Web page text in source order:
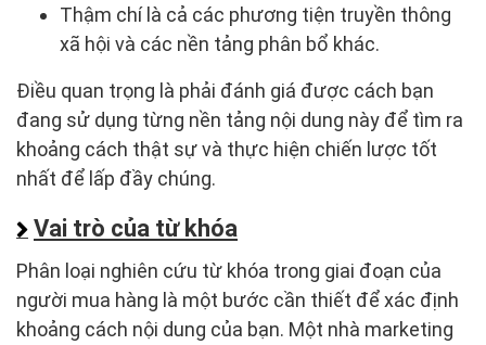
Thậm chí là cả các phương tiện truyền thông
xã hội và các nền tảng phân bổ khác.
Điều quan trọng là phải đánh giá được cách bạn
đang sử dụng từng nền tảng nội dung này để tìm ra
khoảng cách thật sự và thực hiện chiến lược tốt
nhất để lấp đầy chúng.
Vai trò của từ khóa
Phân loại nghiên cứu từ khóa trong giai đoạn của
người mua hàng là một bước cần thiết để xác định
khoảng cách nội dung của bạn. Một nhà marketing